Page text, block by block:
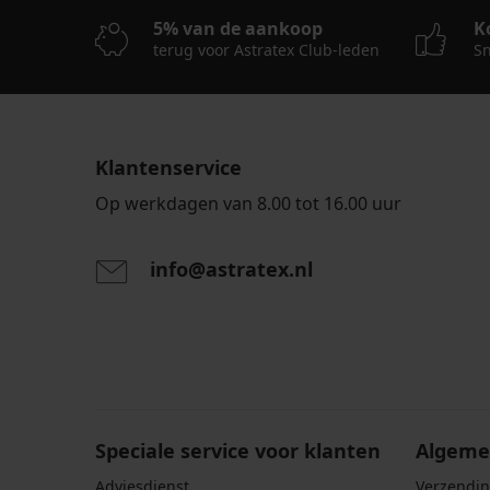
Black
59,99
98,99
€
65,79
€
5% van de aankoop
terug voor Astratex Club-leden
Klantenservice
Op werkdagen van 8.00 tot 16.00 uur
info@astratex.nl
Speciale service voor klanten